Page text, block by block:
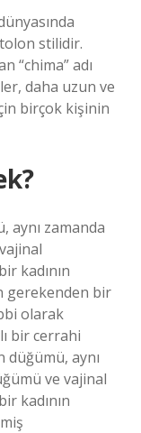
stilidir.
“chima” adı
daha uzun ve
birçok kişinin
aynı zamanda
kadının
gerekenden bir
olarak
bir cerrahi
düğümü, aynı
ve vajinal
kadının